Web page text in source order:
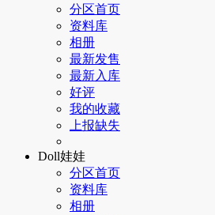
分区首页
资料库
相册
最新发售
最新入库
好评
我的收藏
上报缺失
Doll娃娃
分区首页
资料库
相册